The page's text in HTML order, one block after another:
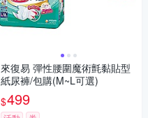
來復易 彈性腰圍魔術氈黏貼型
紙尿褲/包購(M~L可選)
$499